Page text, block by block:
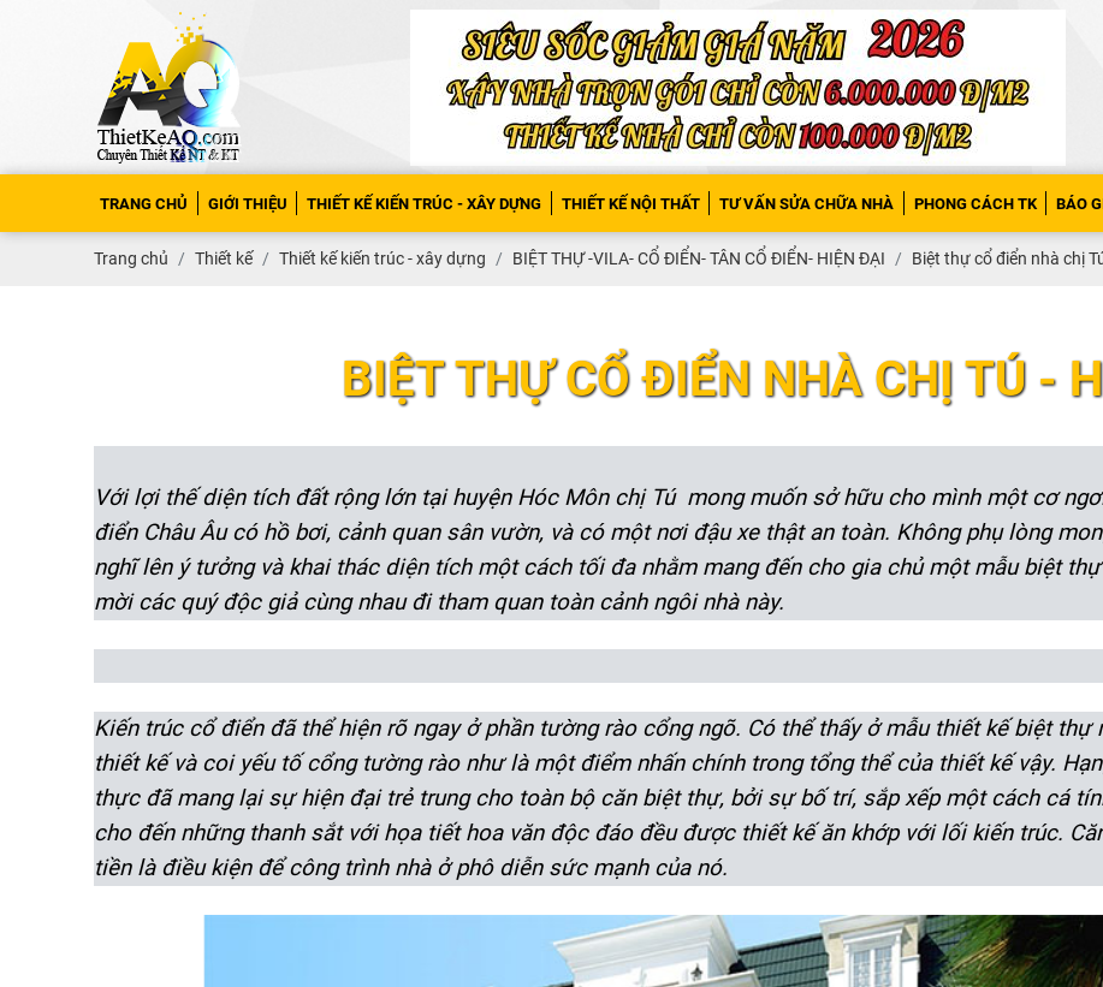
TRANG CHỦ GIỚI THIỆU THIẾT KẾ KIẾN TRÚC - XÂY DỰNG THIẾT KẾ NỘI THẤT TƯ VẤN SỬA CHỮA NHÀ PHONG CÁCH TK BÁO
Trang chủ Thiết kế Thiết kế kiến trúc - xây dựng BIỆT THỰ -VILA- CỔ ĐIỂN- TÂN CỔ ĐIỂN- HIỆN ĐẠI Biệt thự cổ điển nhà chị
BIỆT THỰ CỔ ĐIỂN NHÀ CHỊ TÚ -
Với lợi thế diện tích đất rộng lớn tại huyện Hóc Môn chị Tú mong muốn sở hữu cho mình một cơ
điển Châu Âu có hồ bơi, cảnh quan sân vườn, và có một nơi đậu xe thật an toàn. Không phụ lòng
nghĩ lên ý tưởng và khai thác diện tích một cách tối đa nhằm mang đến cho gia chủ một mẫu biệt
mời các quý độc giả cùng nhau đi tham quan toàn cảnh ngôi nhà này.
Kiến trúc cổ điển đã thể hiện rõ ngay ở phần tường rào cổng ngõ. Có thể thấy ở mẫu thiết kế biệt
thiết kế và coi yếu tố cổng tường rào như là một điểm nhấn chính trong tổng thể của thiết kế vậy.
thực đã mang lại sự hiện đại trẻ trung cho toàn bộ căn biệt thự, bởi sự bố trí, sắp xếp một cách cá
cho đến những thanh sắt với họa tiết hoa văn độc đáo đều được thiết kế ăn khớp với lối kiến trúc.
tiền là điều kiện để công trình nhà ở phô diễn sức mạnh của nó.